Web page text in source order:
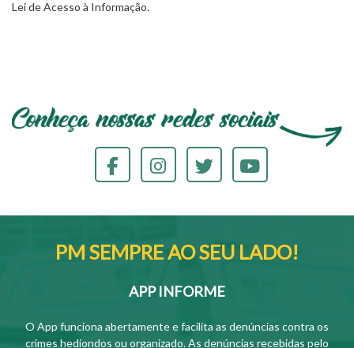
Lei de Acesso à Informação.
PM SEMPRE AO SEU LADO!
APP INFORME
O App funciona abertamente e facilita as denúncias contra os
crimes hediondos ou organizado. As denúncias recebidas pelo